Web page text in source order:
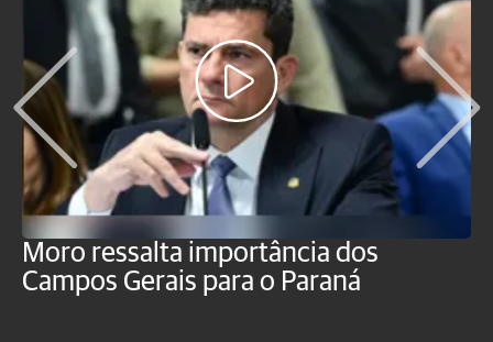
Moro ressalta importância dos
Campos Gerais para o Paraná